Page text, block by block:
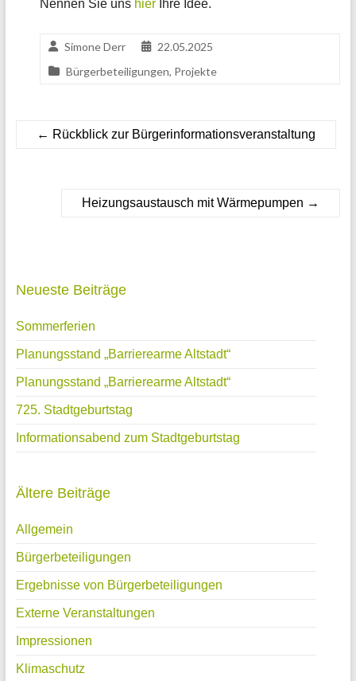
Nennen Sie uns hierIhre Idee.
Simone Derr
22.05.2025
Bürgerbeteiligungen, Projekte
← Rückblick zur Bürgerinformationsveranstaltung
Heizungsaustausch mit Wärmepumpen →
Neueste Beiträge
Sommerferien
Planungsstand „Barrierearme Altstadt“
Planungsstand „Barrierearme Altstadt“
725. Stadtgeburtstag
Informationsabend zum Stadtgeburtstag
Ältere Beiträge
Allgemein
Bürgerbeteiligungen
Ergebnisse von Bürgerbeteiligungen
Externe Veranstaltungen
Impressionen
Klimaschutz